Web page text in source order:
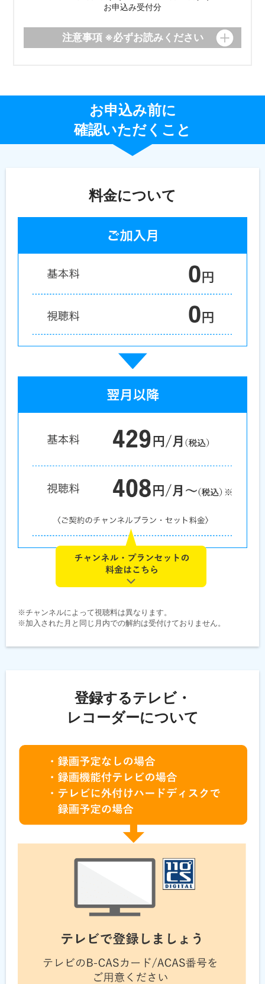
お申込み受付分
注意事項 ※必ずお読みください
お申込み前に
確認いただくこと
料金について
※チャンネルによって視聴料は異なります。
※加入された月と同じ月内での解約は受付けておりません。
登録するテレビ・
レコーダーについて